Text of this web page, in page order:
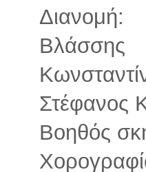
Διανομή:
Βλάσσης
Στέφανος
Βοηθός